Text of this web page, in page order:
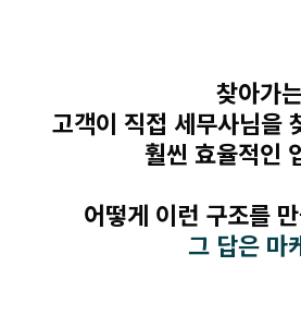
찾아가
고객이 직접 세무사님을
훨씬 효율적인
어떻게 이런 구조를
그 답은 마